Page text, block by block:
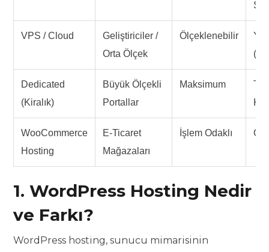
VPS / Cloud
Geliştiriciler /
Orta Ölçek
Ölçeklenebilir
Dedicated
(Kiralık)
Büyük Ölçekli
Portallar
Maksimum
WooCommerce
Hosting
E-Ticaret
Mağazaları
İşlem Odaklı
1. WordPress Hosting Nedir
ve Farkı?
WordPress hosting, sunucu mimarisinin